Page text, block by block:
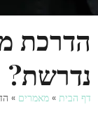
הדרכת
נדרשת?
דף הבית » מאמרים »